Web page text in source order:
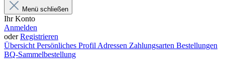
Menü schließen
Ihr Konto
Anmelden
oderRegistrieren
Übersicht Persönliches Profil Adressen Zahlungsarten Bestellungen
BQ-Sammelbestellung